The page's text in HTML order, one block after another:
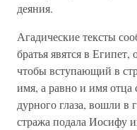
деяния.
Агадические тексты
братья явятся в
чтобы вступающий в
имя, а равно и имя отца
дурного глаза, вошли в
стража подала Иосифу